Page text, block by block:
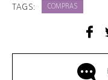
TAGS: COMPRAS